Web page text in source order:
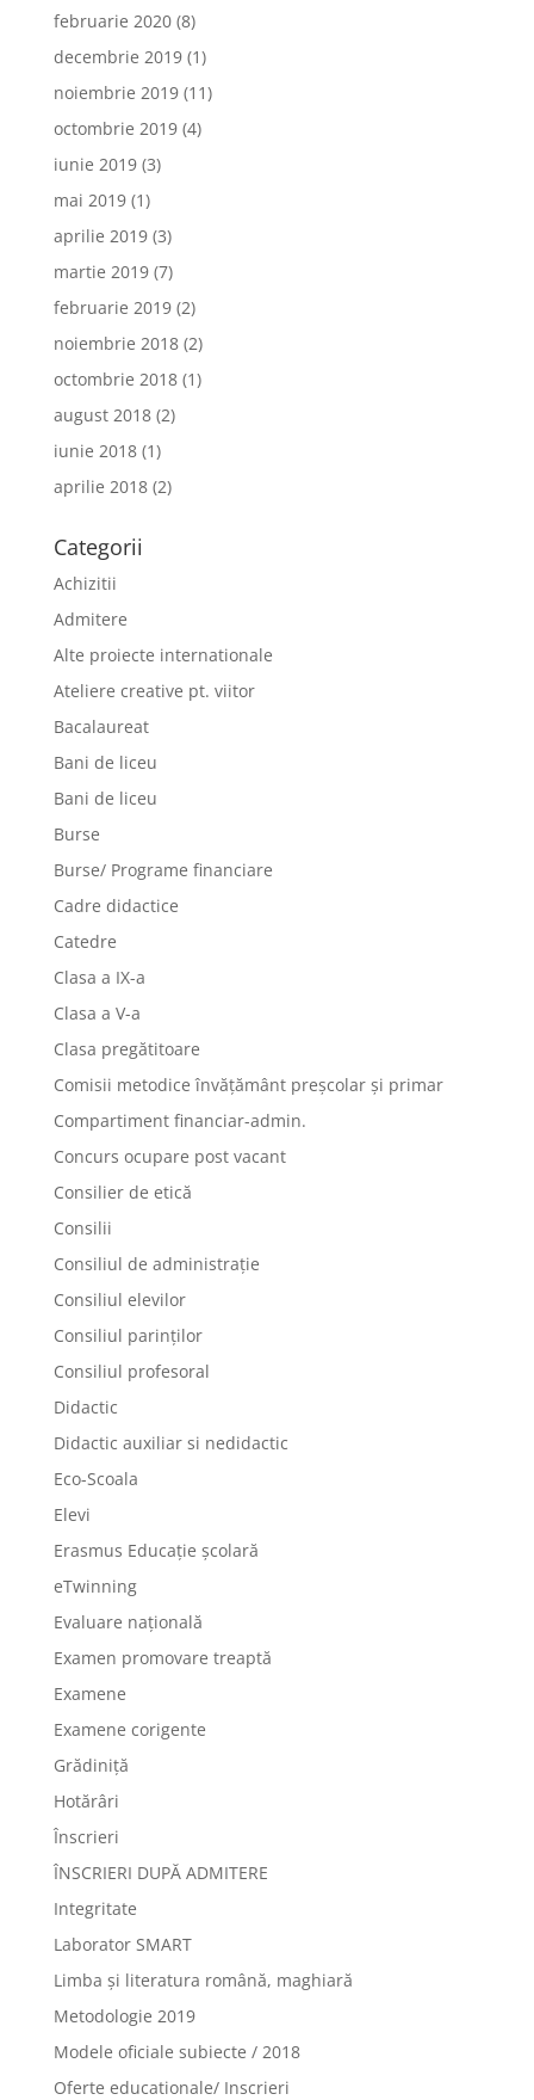
februarie 2020(8)
decembrie 2019(1)
noiembrie 2019(11)
octombrie 2019(4)
iunie 2019(3)
mai 2019(1)
aprilie 2019(3)
martie 2019(7)
februarie 2019(2)
noiembrie 2018(2)
octombrie 2018(1)
august 2018(2)
iunie 2018(1)
aprilie 2018(2)
Categorii
Achizitii
Admitere
Alte proiecte internationale
Ateliere creative pt. viitor
Bacalaureat
Bani de liceu
Bani de liceu
Burse
Burse/ Programe financiare
Cadre didactice
Catedre
Clasa a IX-a
Clasa a V-a
Clasa pregătitoare
Comisii metodice învățământ preșcolar și primar
Compartiment financiar-admin.
Concurs ocupare post vacant
Consilier de etică
Consilii
Consiliul de administrație
Consiliul elevilor
Consiliul parinților
Consiliul profesoral
Didactic
Didactic auxiliar si nedidactic
Eco-Scoala
Elevi
Erasmus Educație școlară
eTwinning
Evaluare națională
Examen promovare treaptă
Examene
Examene corigente
Grădiniță
Hotărâri
Înscrieri
ÎNSCRIERI DUPĂ ADMITERE
Integritate
Laborator SMART
Limba şi literatura română, maghiară
Metodologie 2019
Modele oficiale subiecte / 2018
Oferte educationale/ Inscrieri